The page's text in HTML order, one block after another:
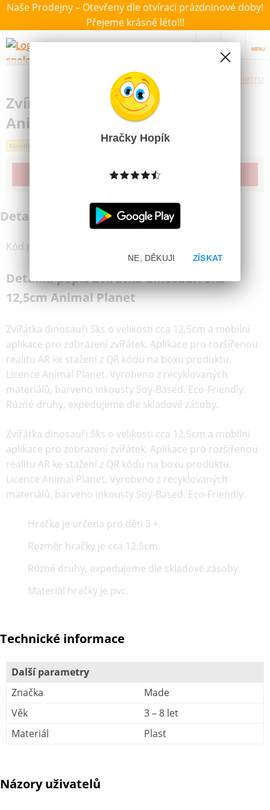
Naše Prodejny – Otevřeny dle otvírací prázdninové doby!
Přejeme krásné léto!!!
MENU
Výběr hraček dle zvoleného parametru
Zvířátka dinosauři 5ks 12,5cm
Animal Planet
Novinka
Produkt již bohužel není dostupný
Detailní informace
Kód produktu
Detailní popis Zvířátka dinosauři 5ks
12,5cm Animal Planet
Zvířátka dinosauři 5ks o velikosti cca 12,5cm a mobilní
aplikace pro zobrazení zvířátek. Aplikace pro rozšířenou
realitu AR ke stažení z QR kódu na boxu produktu.
Licence Animal Planet. Vyrobeno z recyklovaných
materiálů, barveno inkousty Soy-Based. Eco-Friendly.
Různé druhy, expedujeme dle skladové zásoby.
Zvířátka dinosauři 5ks o velikosti cca 12,5cm a mobilní
aplikace pro zobrazení zvířátek. Aplikace pro rozšířenou
realitu AR ke stažení z QR kódu na boxu produktu.
Licence Animal Planet. Vyrobeno z recyklovaných
materiálů, barveno inkousty Soy-Based. Eco-Friendly.
Hračka je určena pro děti 3 +.
Rozměr hračky je cca 12,5cm.
Různé druhy, expedujeme dle skladové zásoby
Materiál hračky je pvc.
Technické informace
Další parametry
Značka
Made
Věk
3 – 8 let
Materiál
Plast
Názory uživatelů
Hračky Hopík
ZÍSKAT
NE, DĚKUJI